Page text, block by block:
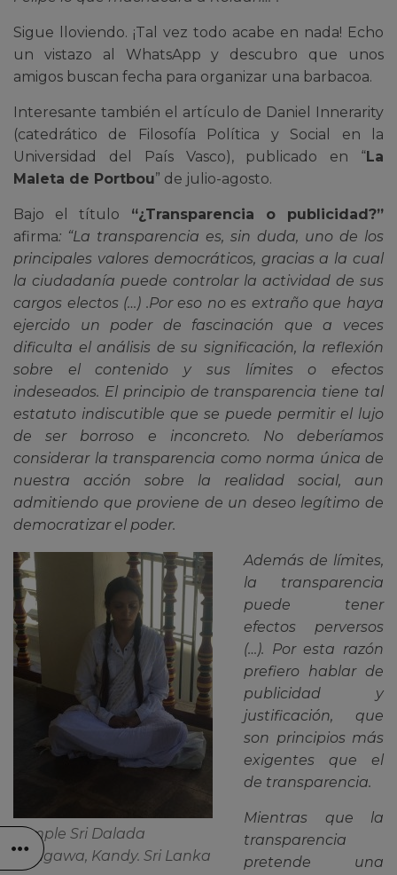
Sigue lloviendo. ¡Tal vez todo acabe en nada! Echo
un vistazo al WhatsApp y descubro que unos
amigos buscan fecha para organizar una barbacoa.
Interesante también el artículo de Daniel Innerarity
(catedrático de Filosofía Política y Social en la
Universidad del País Vasco), publicado en “La
Maleta de Portbou” de julio-agosto.
Bajo el título “¿Transparencia o publicidad?”
afirma: “La transparencia es, sin duda, uno de los
principales valores democráticos, gracias a la cual
la ciudadanía puede controlar la actividad de sus
cargos electos (…) .Por eso no es extraño que haya
ejercido un poder de fascinación que a veces
dificulta el análisis de su significación, la reflexión
sobre el contenido y sus límites o efectos
indeseados. El principio de transparencia tiene tal
estatuto indiscutible que se puede permitir el lujo
de ser borroso e inconcreto. No deberíamos
considerar la transparencia como norma única de
nuestra acción sobre la realidad social, aun
admitiendo que proviene de un deseo legítimo de
democratizar el poder.
Temple Sri Dalada
Maligawa, Kandy. Sri Lanka
Además de límites,
la transparencia
puede tener
efectos perversos
(…). Por esta razón
prefiero hablar de
publicidad y
justificación, que
son principios más
exigentes que el
de transparencia.
Mientras que la
transparencia
pretende una